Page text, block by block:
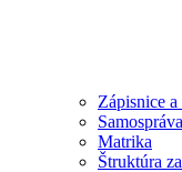
Zápisnice
Samospráva
Matrika
Štruktúra